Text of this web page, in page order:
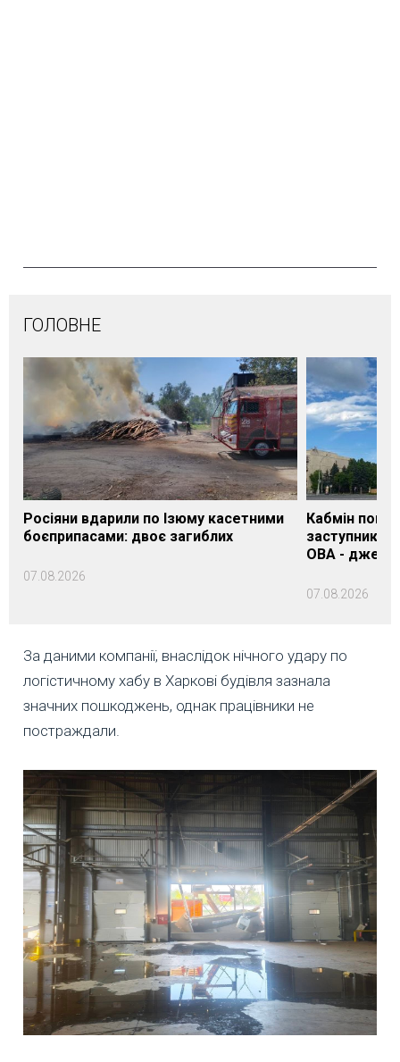
ГОЛОВНЕ
Росіяни вдарили по Ізюму касетними
боєприпасами: двоє загиблих
07.08.2026
Кабмін
заступника
ОВА -
07.08.2026
За даними компанії, внаслідок нічного удару по
логістичному хабу в Харкові будівля зазнала
значних пошкоджень, однак працівники не
постраждали.